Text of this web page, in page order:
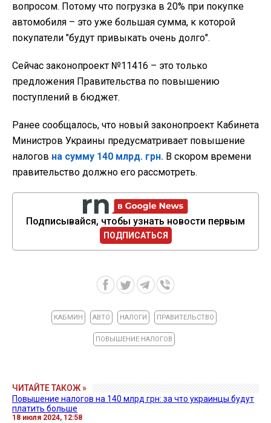
вопросом. Потому что погрузка в 20% при покупке
автомобиля – это уже большая сумма, к которой
покупатели "будут привыкать очень долго".
Сейчас законопроект №11416 – это только
предложения Правительства по повышению
поступлений в бюджет.
Ранее сообщалось, что новый законопроект Кабинета
Министров Украины предусматривает повышение
налогов на сумму 140 млрд. грн. В скором времени
правительство должно его рассмотреть.
Подписывайся, чтобы узнать новости первым
ПОДПИСАТЬСЯ
КАБМИН АВТО НАЛОГИ ПРАВИТЕЛЬСТВО
ПОВЫШЕНИЕ НАЛОГОВ
ЧИТАЙТЕ ТАКОЖ »
Повышение налогов на 140 млрд грн: за что украинцы будут
платить больше
18 июля 2024, 12:58